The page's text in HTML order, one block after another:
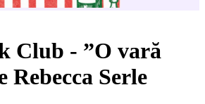
Club - ”O vară
Rebecca Serle